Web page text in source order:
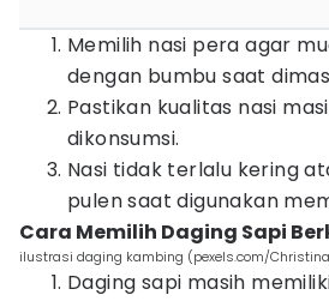
Memilih nasi pera agar
dengan bumbu saat
Pastikan kualitas nasi
dikonsumsi.
Nasi tidak terlalu kering
pulen saat digunakan
Cara Memilih Daging Sapi
ilustrasi daging kambing (pexels.com/
Daging sapi masih